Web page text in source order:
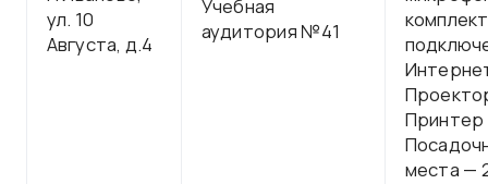
ул. 10
Августа, д.4
Учебная
аудитория №41
Принтер
места —